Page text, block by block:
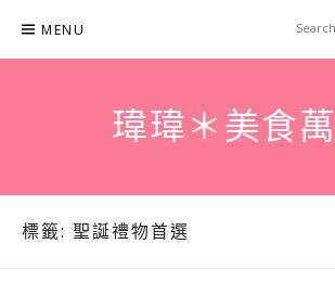
content
MENU
瑋瑋＊美食
標籤: 聖誕禮物首選